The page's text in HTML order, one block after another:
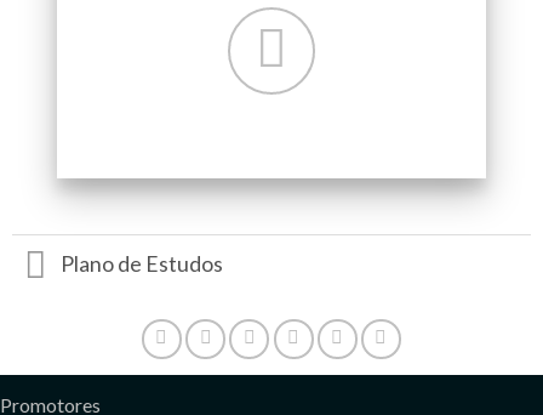
Plano de Estudos
Promotores